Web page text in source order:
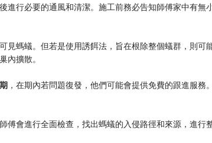
進行必要的通風和清潔。施工前務必告知師傅家中有無
見螞蟻。但若是使用誘餌法，旨在根除整個蟻群，則可
內擴散。
，在期內若問題復發，他們可能會提供免費的跟進服務
傅會進行全面檢查，找出螞蟻的入侵路徑和來源，進行